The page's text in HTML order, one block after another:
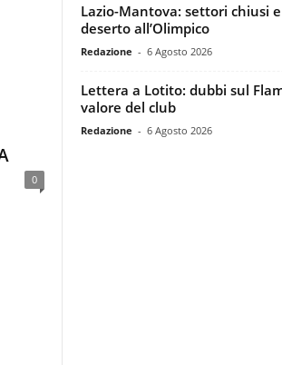
0
Lazio-Mantova: settori chiusi
deserto all’Olimpico
Redazione - 6 Agosto 2026
Lettera a Lotito: dubbi sul
valore del club
Redazione - 6 Agosto 2026